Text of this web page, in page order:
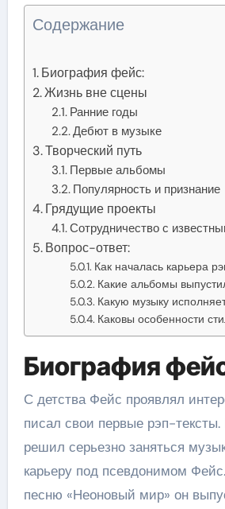
Содержание
Биография фейс:
Жизнь вне сцены
Ранние годы
Дебют в музыке
Творческий путь
Первые альбомы
Популярность и признание
Грядущие проекты
Сотрудничество с
Вопрос-ответ:
Как началась карьера
Какие альбомы
Какую музыку
Каковы особенности
Биография
С детства Фейс проявлял
писал свои первые рэп-тексты.
решил серьезно заняться
карьеру под псевдонимом
песню «Неоновый мир» он